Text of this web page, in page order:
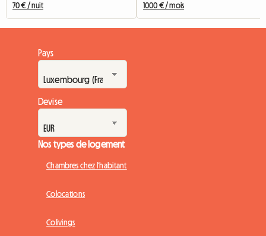
70 € / nuit 1000 € / mois
Pays
Devise
Nos types de logement
Chambres chez l'habitant
Colocations
Colivings